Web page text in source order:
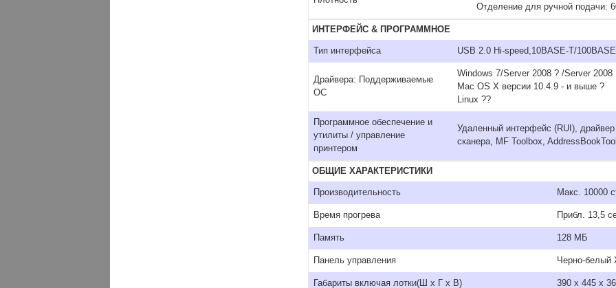
Отделение для ручной подачи:
ИНТЕРФЕЙС & ПРОГРАММНОЕ
Тип интерфейса USB 2.0 Hi-speed,10BASE-T/
Драйвера: Поддерживаемые
ОС
Windows 7/Server 2008 ? /Server
Mac OS X версии 10.4.9 - и выше ?
Linux ??
Программное обеспечение и
утилиты / управление
принтером
Удаленный интерфейс (RUI),
сканера, MF Toolbox,
ОБЩИЕ ХАРАКТЕРИСТИКИ
Производительность Макс. 10000
Время прогрева Прибл. 13,5
Память 128 МБ
Панель управления Черно-белый
Габариты включая лотки(Ш x Г x В) 390 x 445 x